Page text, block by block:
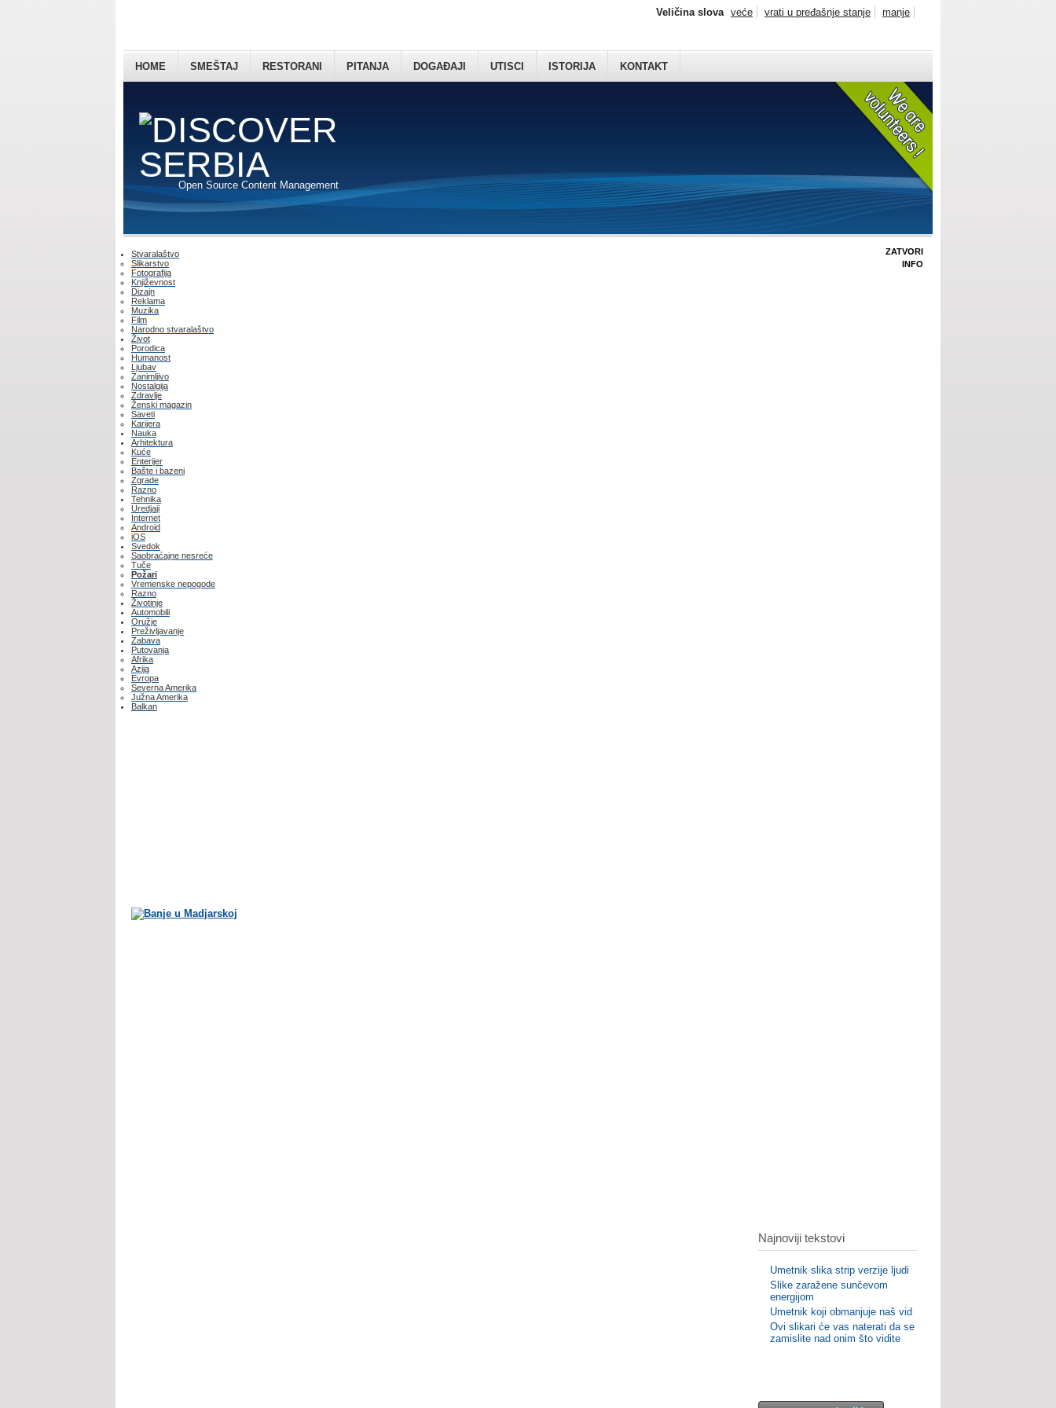
Open Source Content Management
HOME SMEŠTAJ RESTORANI PITANJA DOGAĐAJI UTISCI ISTORIJA KONTAKT
Veličina slova veće vrati u pređašnje stanje manje
Stvaralaštvo
Slikarstvo
Fotografija
Književnost
Dizajn
Reklama
Muzika
Film
Narodno stvaralaštvo
Život
Porodica
Humanost
Ljubav
Zanimljivo
Nostalgija
Zdravlje
Ženski magazin
Saveti
Karijera
Nauka
Arhitektura
Kuće
Enterijer
Bašte i bazeni
Zgrade
Razno
Tehnika
Uredjaji
Internet
Android
iOS
Svedok
Saobraćajne nesreće
Tuče
Požari
Vremenske nepogode
Razno
Životinje
Automobili
Oružje
Preživljavanje
Zabava
Putovanja
Afrika
Azija
Evropa
Severna Amerika
Južna Amerika
Balkan
ZATVORI
INFO
Najnoviji tekstovi
Umetnik slika strip verzije ljudi
Slike zaražene sunčevom
energijom
Umetnik koji obmanjuje naš vid
Ovi slikari će vas naterati da se
zamislite nad onim što vidite